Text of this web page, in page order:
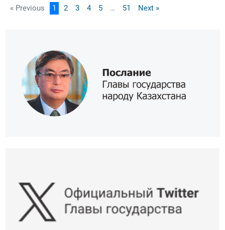
« Previous 1 2 3 4 5 … 51 Next »